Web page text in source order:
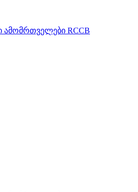
ამომრთველები RCCB